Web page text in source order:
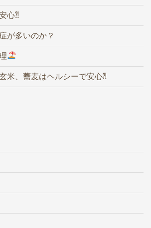
心⁈
が多いのか？
米、蕎麦はヘルシーで安心⁈